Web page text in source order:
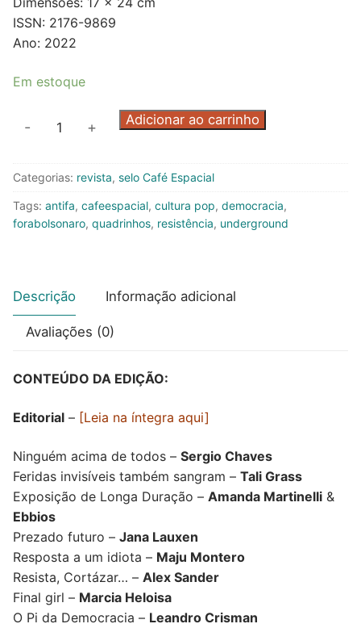
ISSN: 2176-9869
Ano: 2022
Em estoque
quantidade
- + Adicionar ao carrinho
Categorias: revista, selo Café Espacial
Tags: antifa, cafeespacial, cultura pop, democracia,
forabolsonaro, quadrinhos, resistência, underground
Descrição Informação adicional
Avaliações (0)
CONTEÚDO DA EDIÇÃO:
Editorial – [Leia na íntegra aqui]
Ninguém acima de todos – Sergio Chaves
Feridas invisíveis também sangram – Tali Grass
Exposição de Longa Duração – Amanda Martinelli &
Ebbios
Prezado futuro – Jana Lauxen
Resposta a um idiota – Maju Montero
Resista, Cortázar… – Alex Sander
Final girl – Marcia Heloisa
O Pi da Democracia – Leandro Crisman